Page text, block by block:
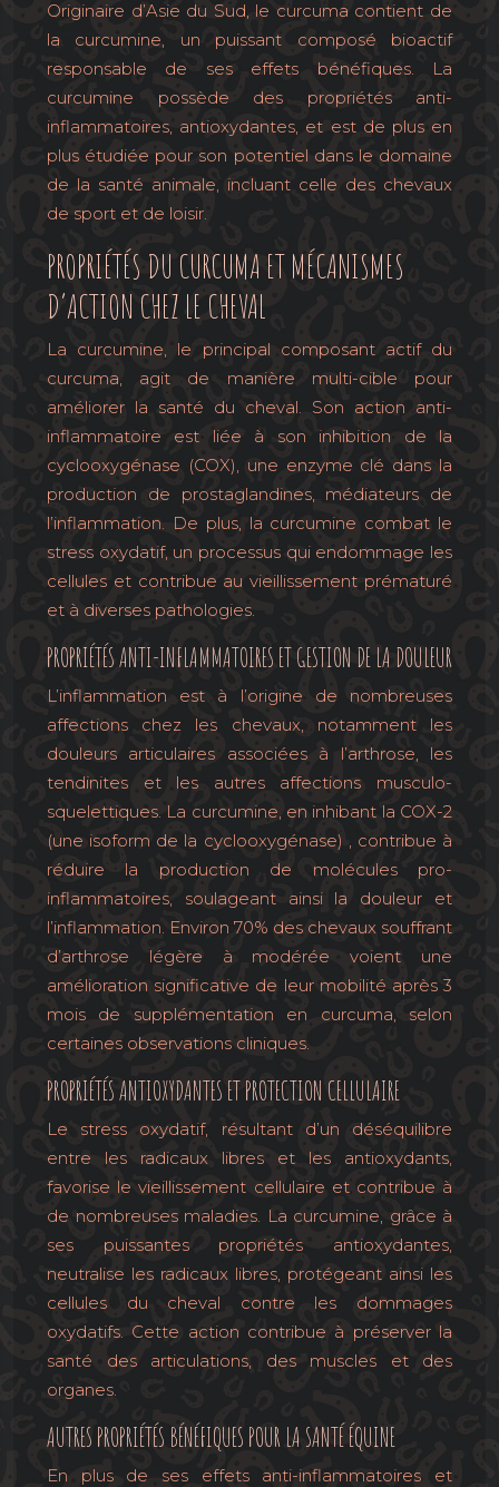
Originaire d’Asie du Sud, le curcuma contient de
la curcumine, un puissant composé bioactif
responsable de ses effets bénéfiques. La
curcumine possède des propriétés anti-
inflammatoires, antioxydantes, et est de plus en
plus étudiée pour son potentiel dans le domaine
de la santé animale, incluant celle des chevaux
de sport et de loisir.
PROPRIÉTÉS DU CURCUMA ET MÉCANISMES
D’ACTION CHEZ LE CHEVAL
La curcumine, le principal composant actif du
curcuma, agit de manière multi-cible pour
améliorer la santé du cheval. Son action anti-
inflammatoire est liée à son inhibition de la
cyclooxygénase (COX), une enzyme clé dans la
production de prostaglandines, médiateurs de
l’inflammation. De plus, la curcumine combat le
stress oxydatif, un processus qui endommage les
cellules et contribue au vieillissement prématuré
et à diverses pathologies.
PROPRIÉTÉS ANTI-INFLAMMATOIRES ET GESTION DE LA DOULEUR
L’inflammation est à l’origine de nombreuses
affections chez les chevaux, notamment les
douleurs articulaires associées à l’arthrose, les
tendinites et les autres affections musculo-
squelettiques. La curcumine, en inhibant la COX-2
(une isoform de la cyclooxygénase) , contribue à
réduire la production de molécules pro-
inflammatoires, soulageant ainsi la douleur et
l’inflammation. Environ 70% des chevaux souffrant
d’arthrose légère à modérée voient une
amélioration significative de leur mobilité après 3
mois de supplémentation en curcuma, selon
certaines observations cliniques.
PROPRIÉTÉS ANTIOXYDANTES ET PROTECTION CELLULAIRE
Le stress oxydatif, résultant d’un déséquilibre
entre les radicaux libres et les antioxydants,
favorise le vieillissement cellulaire et contribue à
de nombreuses maladies. La curcumine, grâce à
ses puissantes propriétés antioxydantes,
neutralise les radicaux libres, protégeant ainsi les
cellules du cheval contre les dommages
oxydatifs. Cette action contribue à préserver la
santé des articulations, des muscles et des
organes.
AUTRES PROPRIÉTÉS BÉNÉFIQUES POUR LA SANTÉ ÉQUINE
En plus de ses effets anti-inflammatoires et